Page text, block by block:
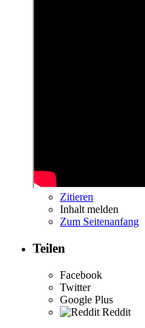
Zitieren
Inhalt melden
Zum Seitenanfang
Teilen
Facebook
Twitter
Google Plus
Reddit